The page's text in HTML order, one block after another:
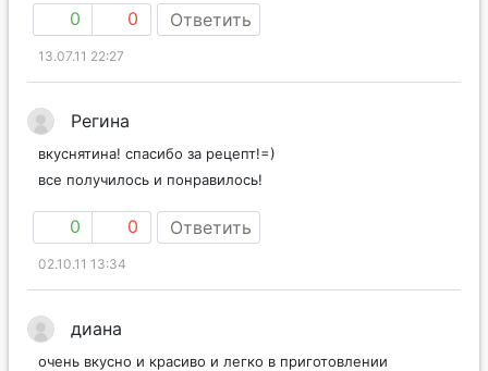
0 0 Ответить
13.07.11 22:27
Регина
вкуснятина! спасибо за рецепт!=)
все получилось и понравилось!
0 0 Ответить
02.10.11 13:34
диана
очень вкусно и красиво и легко в приготовлении